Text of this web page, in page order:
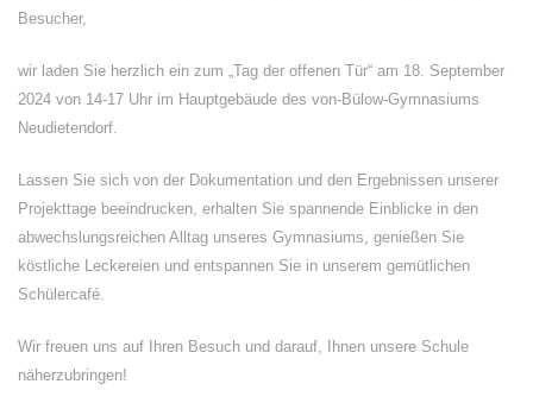
Besucher,
wir laden Sie herzlich ein zum „Tag der offenen Tür“ am 18. September
2024 von 14-17 Uhr im Hauptgebäude des von-Bülow-Gymnasiums
Neudietendorf.
Lassen Sie sich von der Dokumentation und den Ergebnissen unserer
Projekttage beeindrucken, erhalten Sie spannende Einblicke in den
abwechslungsreichen Alltag unseres Gymnasiums, genießen Sie
köstliche Leckereien und entspannen Sie in unserem gemütlichen
Schülercafé.
Wir freuen uns auf Ihren Besuch und darauf, Ihnen unsere Schule
näherzubringen!